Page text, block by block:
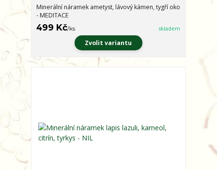
Minerální náramek ametyst, lávový kámen, tygří oko
- MEDITACE
499 Kč/ks skladem
Zvolit variantu